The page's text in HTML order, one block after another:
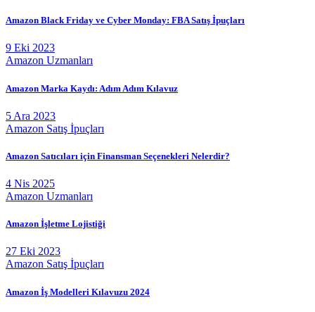
Amazon Black Friday ve Cyber Monday: FBA Satış İpuçları
9 Eki 2023
Amazon Uzmanları
Amazon Marka Kaydı: Adım Adım Kılavuz
5 Ara 2023
Amazon Satış İpuçları
Amazon Satıcıları için Finansman Seçenekleri Nelerdir?
4 Nis 2025
Amazon Uzmanları
Amazon İşletme Lojistiği
27 Eki 2023
Amazon Satış İpuçları
Amazon İş Modelleri Kılavuzu 2024